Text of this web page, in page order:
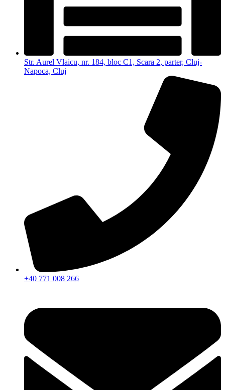
Str. Aurel Vlaicu, nr. 184, bloc C1, Scara 2, parter, Cluj-
Napoca, Cluj
+40 771 008 266